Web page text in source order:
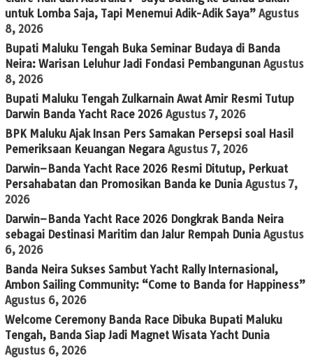
untuk Lomba Saja, Tapi Menemui Adik-Adik Saya” Agustus
8, 2026
Bupati Maluku Tengah Buka Seminar Budaya di Banda
Neira: Warisan Leluhur Jadi Fondasi Pembangunan Agustus
8, 2026
Bupati Maluku Tengah Zulkarnain Awat Amir Resmi Tutup
Darwin Banda Yacht Race 2026 Agustus 7, 2026
BPK Maluku Ajak Insan Pers Samakan Persepsi soal Hasil
Pemeriksaan Keuangan Negara Agustus 7, 2026
Darwin–Banda Yacht Race 2026 Resmi Ditutup, Perkuat
Persahabatan dan Promosikan Banda ke Dunia Agustus 7,
2026
Darwin–Banda Yacht Race 2026 Dongkrak Banda Neira
sebagai Destinasi Maritim dan Jalur Rempah Dunia Agustus
6, 2026
Banda Neira Sukses Sambut Yacht Rally Internasional,
Ambon Sailing Community: “Come to Banda for Happiness”
Agustus 6, 2026
Welcome Ceremony Banda Race Dibuka Bupati Maluku
Tengah, Banda Siap Jadi Magnet Wisata Yacht Dunia
Agustus 6, 2026